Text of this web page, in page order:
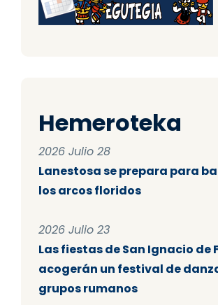
Hemeroteka
2026 Julio 28
Lanestosa se prepara para
los arcos floridos
2026 Julio 23
Las fiestas de San Ignacio de
acogerán un festival de
grupos rumanos